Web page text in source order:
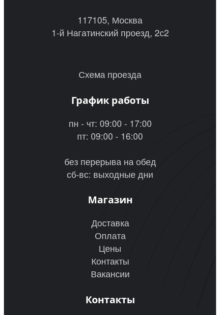
117105, Москва
1-й Нагатинский проезд, 2с2
Схема проезда
График работы
пн - чт: 09:00 - 17:00
пт: 09:00 - 16:00
без перерыва на обед
сб-вс: выходные дни
Магазин
Доставка
Оплата
Цены
Контакты
Вакансии
Контакты